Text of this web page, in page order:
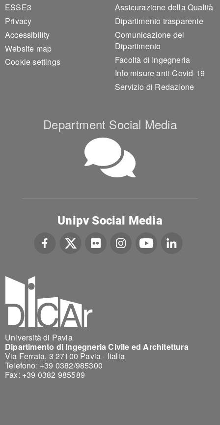
ESSE3
Privacy
Accessibility
Website map
Cookie settings
Assicurazione della Qualità
Dipartimento trasparente
Comunicazione del
Dipartimento
Facoltà di Ingegneria
Info misure anti-Covid-19
Servizio di Redazione
Department Social Media
Università di Pavia
Dipartimento di Ingegneria Civile ed Architettura
Via Ferrata, 3 27100 Pavia - Italia
Telefono: +39 0382/985300
Fax: +39 0382 985589
Unipv Social Media